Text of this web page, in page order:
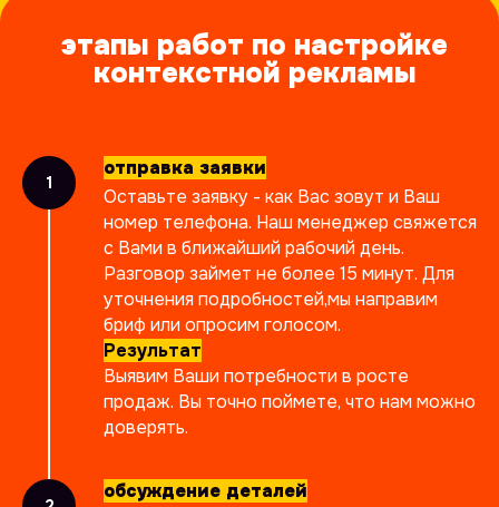
отправка заявки
Оставьте заявку - как Вас зовут и Ваш
номер телефона. Наш менеджер свяжется
с Вами в ближайший рабочий день.
Разговор займет не более 15 минут. Для
уточнения подробностей,мы направим
бриф или опросим голосом.
Результат
Выявим Ваши потребности в росте
продаж. Вы точно поймете, что нам можно
доверять.
обсуждение деталей